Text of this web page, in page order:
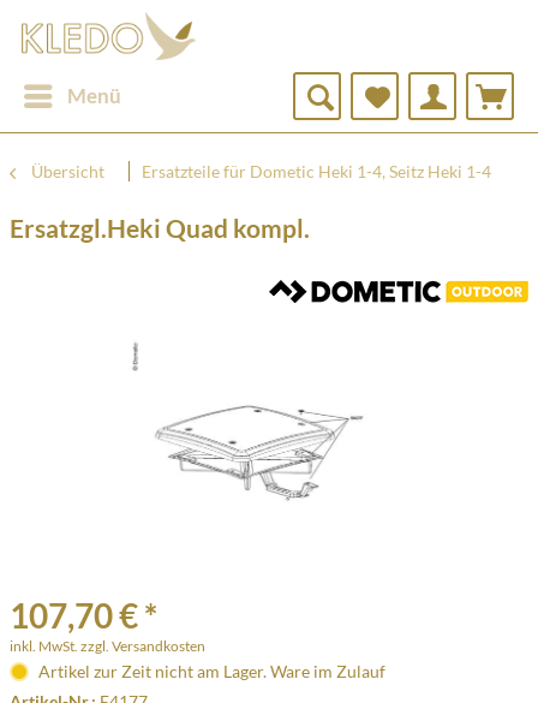
Menü
Übersicht Ersatzteile für Dometic Heki 1-4, Seitz Heki 1-4
Ersatzgl.Heki Quad kompl.
107,70 € *
inkl. MwSt. zzgl. Versandkosten
Artikel zur Zeit nicht am Lager. Ware im Zulauf